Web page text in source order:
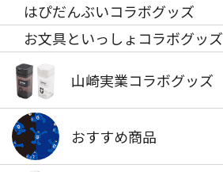
はぴだんぶいコラボグッズ
お文具といっしょコラボグッズ
山崎実業コラボグッズ
おすすめ商品